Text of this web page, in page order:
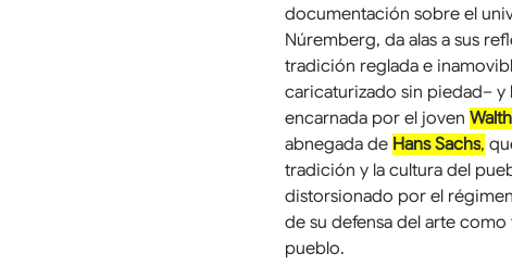
documentación sobre el
Núremberg, da alas a sus
tradición reglada e
caricaturizado sin piedad– y
encarnada por el joven
abnegada de Hans Sachs,
tradición y la cultura del
distorsionado por el
de su defensa del arte
pueblo.